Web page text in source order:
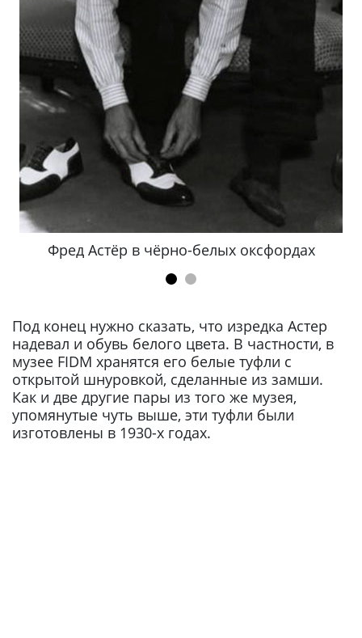
Фред Астёр в чёрно-белых оксфордах
Под конец нужно сказать, что изредка Астер
надевал и обувь белого цвета. В частности, в
музее FIDM хранятся его белые туфли с
открытой шнуровкой, сделанные из замши.
Как и две другие пары из того же музея,
упомянутые чуть выше, эти туфли были
изготовлены в 1930-х годах.